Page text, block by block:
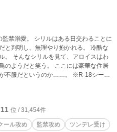
詳しい仕組み・制度や受験期間などと
いる可能性がありますが、生暖かい目
日交わることに
と判明し、無理やり抱かれる。 冷酷な
。 そんなシリルを見て、アロイスはわ
のようだと笑う。 ここには豪華な住居
というのか……。 ※R-18シーン
位 / 31,454件
ール攻め 監禁攻め
ツンデレ受け